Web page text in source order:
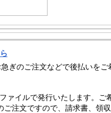
ぎのご注文などで後払いをご
ァイルで発行いたします。ご
注文ですので、請求書、領